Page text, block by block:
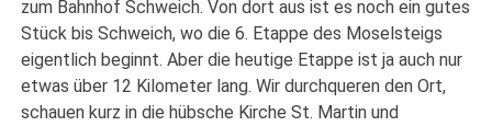
zum Bahnhof Schweich. Von dort aus ist es noch ein gutes
Stück bis Schweich, wo die 6. Etappe des Moselsteigs
eigentlich beginnt. Aber die heutige Etappe ist ja auch nur
etwas über 12 Kilometer lang. Wir durchqueren den Ort,
schauen kurz in die hübsche Kirche St. Martin und